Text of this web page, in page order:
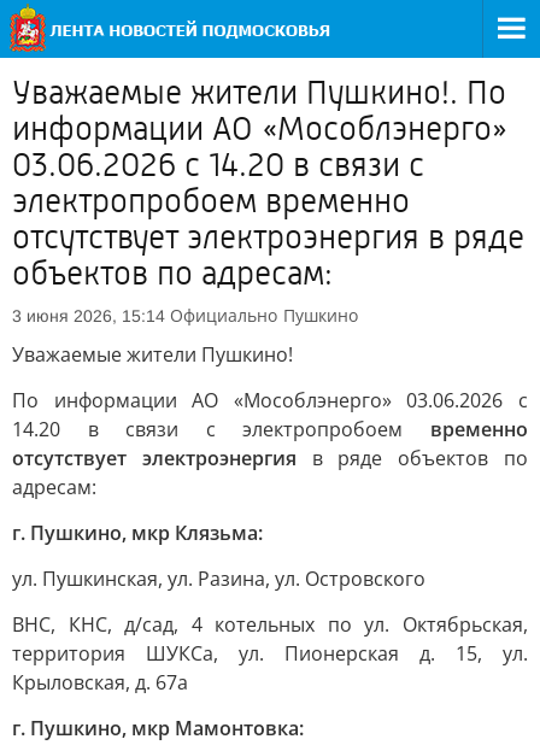
Уважаемые жители Пушкино!. По
информации АО «Мособлэнерго»
03.06.2026 с 14.20 в связи с
электропробоем временно
отсутствует электроэнергия в ряде
объектов по адресам:
3 июня 2026, 15:14 Официально Пушкино
Уважаемые жители Пушкино!
По информации АО «Мособлэнерго» 03.06.2026 с
14.20 в связи с электропробоем временно
отсутствует электроэнергия в ряде объектов по
адресам:
г. Пушкино, мкр Клязьма:
ул. Пушкинская, ул. Разина, ул. Островского
ВНС, КНС, д/сад, 4 котельных по ул. Октябрьская,
территория ШУКСа, ул. Пионерская д. 15, ул.
Крыловская, д. 67а
г. Пушкино, мкр Мамонтовка: